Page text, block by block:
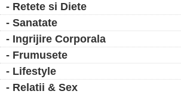
- Retete si Diete
- Sanatate
- Ingrijire Corporala
- Frumusete
- Lifestyle
- Relatii & Sex